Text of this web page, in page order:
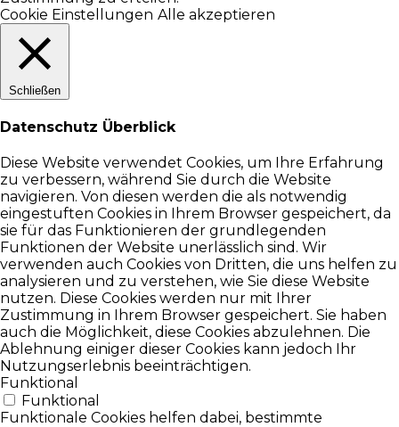
Cookie Einstellungen Alle akzeptieren
Schließen
Datenschutz Überblick
Diese Website verwendet Cookies, um Ihre Erfahrung
zu verbessern, während Sie durch die Website
navigieren. Von diesen werden die als notwendig
eingestuften Cookies in Ihrem Browser gespeichert, da
sie für das Funktionieren der grundlegenden
Funktionen der Website unerlässlich sind. Wir
verwenden auch Cookies von Dritten, die uns helfen zu
analysieren und zu verstehen, wie Sie diese Website
nutzen. Diese Cookies werden nur mit Ihrer
Zustimmung in Ihrem Browser gespeichert. Sie haben
auch die Möglichkeit, diese Cookies abzulehnen. Die
Ablehnung einiger dieser Cookies kann jedoch Ihr
Nutzungserlebnis beeinträchtigen.
Funktional
Funktional
Funktionale Cookies helfen dabei, bestimmte